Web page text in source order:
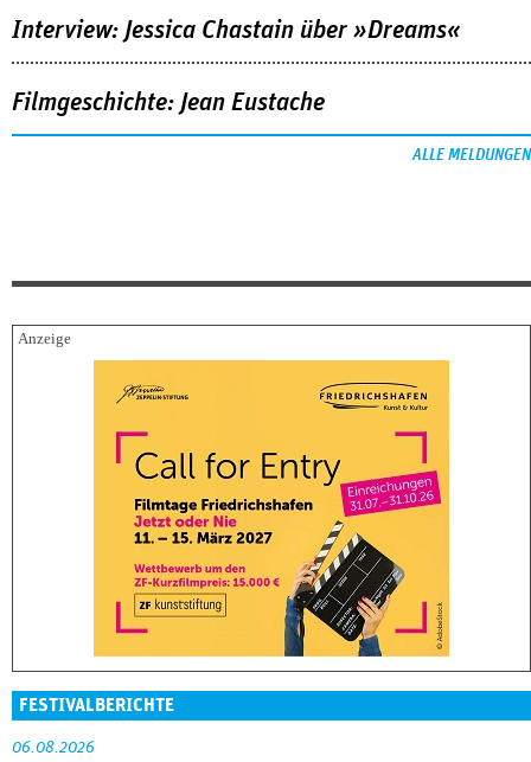
Interview: Jessica Chastain über »Dreams«
Filmgeschichte: Jean Eustache
ALLE MELDUNGEN
FESTIVALBERICHTE
06.08.2026